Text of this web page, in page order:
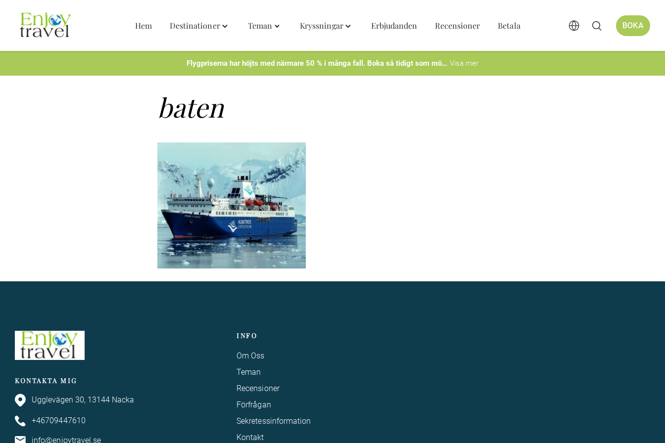
Hoppa
Hem Destinationer Teman
Toggle
Kryssningar Erbjudanden Recensioner Betala BOKA
Flygpriserna har höjts med närmare 50 % i många fall. Boka så tidigt som mö Visa mer
baten
KONTAKTA MIG
Ugglevägen 30, 13144 Nacka
+46709447610
info@enjoytravel.se
INFO
Om Oss
Teman
Recensioner
Förfrågan
Sekretessinformation
Kontakt